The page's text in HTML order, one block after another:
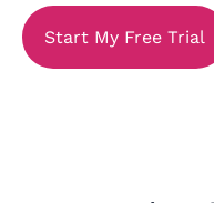
Start My Free Trial